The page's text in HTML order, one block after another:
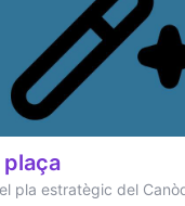
plaça
pla estratègic del